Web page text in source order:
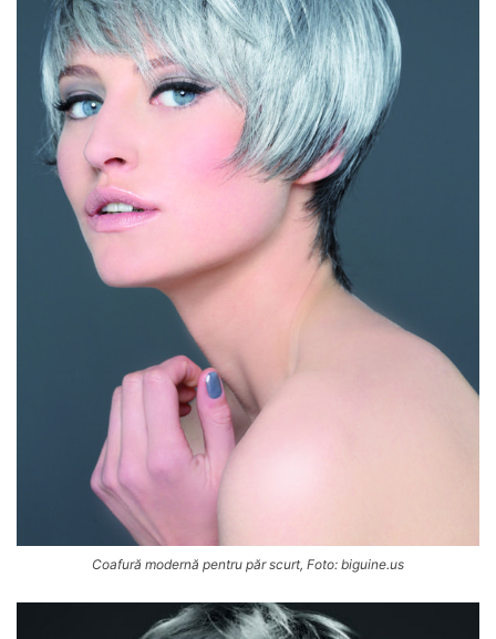
Coafură modernă pentru păr scurt, Foto: biguine.us